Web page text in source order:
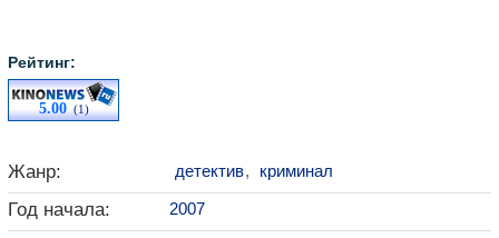
Рейтинг:
5.00(1)
Жанр: детектив, криминал
Год начала: 2007